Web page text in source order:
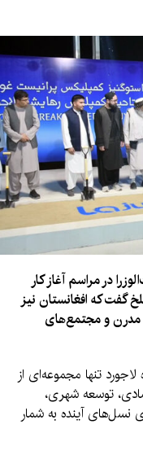
در مراسم آغاز کار
گفت که افغانستان نیز
مدرن و مجتمع‌های
تنها مجموعه‌ای از
توسعه شهری،
نسل‌های آینده به شمار